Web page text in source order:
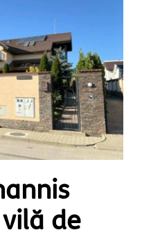
de